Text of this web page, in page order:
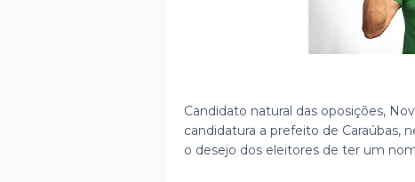
Candidato natural das oposições,
candidatura a prefeito de Caraúbas,
o desejo dos eleitores de ter um